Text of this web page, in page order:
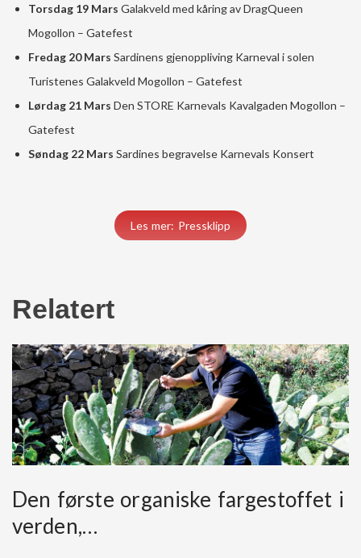
Torsdag 19 Mars Galakveld med kåring av DragQueen
Mogollon – Gatefest
Fredag 20 Mars Sardinens gjenoppliving Karneval i solen
Turistenes Galakveld Mogollon – Gatefest
Lørdag 21 Mars Den STORE Karnevals Kavalgaden Mogollon –
Gatefest
Søndag 22 Mars Sardines begravelse Karnevals Konsert
Les mer: Pressklipp
Relatert
Den første organiske fargestoffet i
verden,…